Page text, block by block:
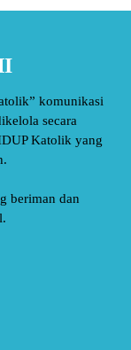
komunikasi
secara
Katolik yang
beriman dan